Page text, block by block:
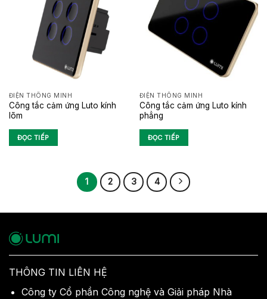
ĐIỆN THÔNG MINH
Công tắc cảm ứng Luto kính
lõm
ĐỌC TIẾP
ĐIỆN THÔNG MINH
Công tắc cảm ứng Luto kính
phẳng
ĐỌC TIẾP
1 2 3 4
THÔNG TIN LIÊN HỆ
Công ty Cổ phần Công nghệ và Giải pháp Nhà